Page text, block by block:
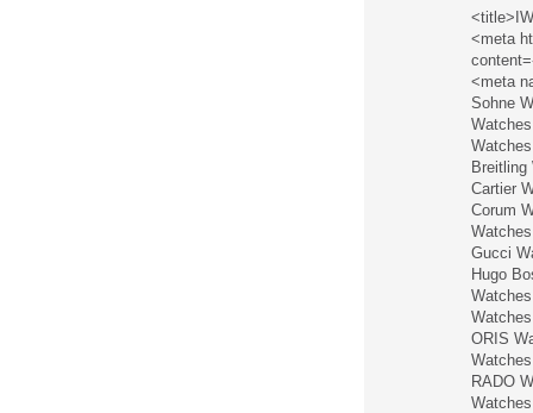
<meta
<meta
Sohne
Cartier
Corum
Gucci
Hugo
ORIS
RADO